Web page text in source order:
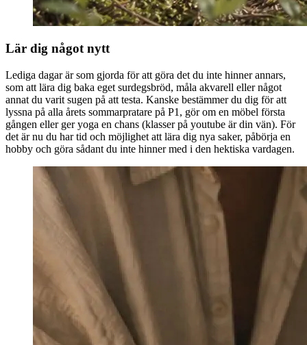
Lär dig något nytt
Lediga dagar är som gjorda för att göra det du inte hinner annars,
som att lära dig baka eget surdegsbröd, måla akvarell eller något
annat du varit sugen på att testa. Kanske bestämmer du dig för att
lyssna på alla årets sommarpratare på P1, gör om en möbel första
gången eller ger yoga en chans (klasser på youtube är din vän). För
det är nu du har tid och möjlighet att lära dig nya saker, påbörja en
hobby och göra sådant du inte hinner med i den hektiska vardagen.